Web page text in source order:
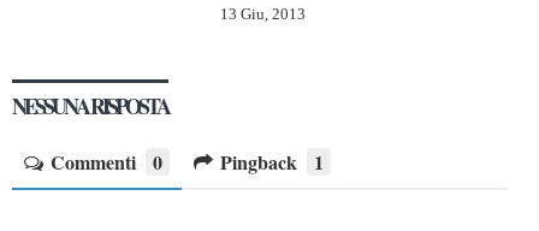
13 Giu, 2013
NESSUNA RISPOSTA
Commenti 0 Pingback 1